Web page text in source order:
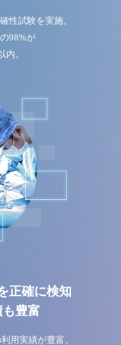
性試験を実施。
98%が
内。
正確に検知
豊富
用実績が豊富。